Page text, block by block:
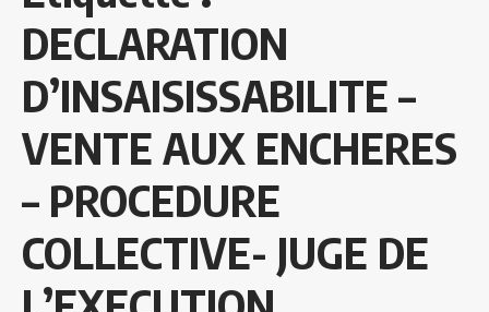
DECLARATION
D’INSAISISSABILITE –
VENTE AUX ENCHERES
– PROCEDURE
COLLECTIVE- JUGE DE